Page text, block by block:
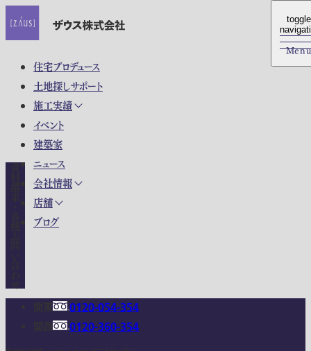
住宅プロデュース
土地探しサポート
施工実績
イベント
建築家
ニュース
会社情報
店舗
ブログ
toggle
Menu
toggle
Menu
0120-054-354
0120-360-354